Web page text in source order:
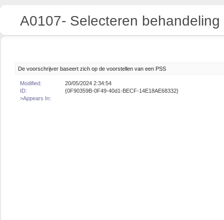
A0107- Selecteren behandeling
De voorschrijver baseert zich op de voorstellen van een PSS
Modified:
20/05/2024 2:34:54
ID:
{0F90359B-0F49-40d1-BECF-14E18AE68332}
>Appears In: